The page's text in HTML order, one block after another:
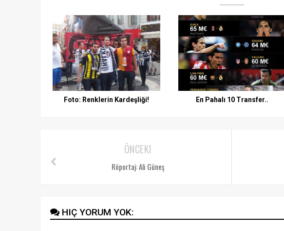
Foto: Renklerin Kardeşliği! En Pahalı 10 Transfer..
ÖNCEKI
Röportaj: Ali Güneş
HIÇ YORUM YOK: